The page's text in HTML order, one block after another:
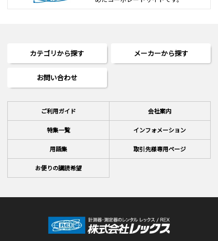
カテゴリから探す メーカーから探す
お問い合わせ
ご利用ガイド 会社案内
特集一覧 インフォメーション
用語集 取引先様専用ページ
お便りの講読希望